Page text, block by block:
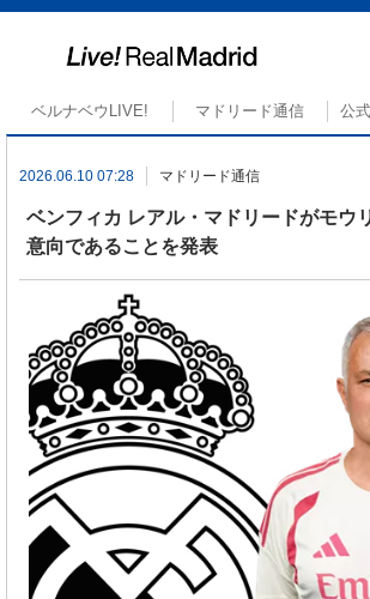
ベルナベウLIVE! マドリード通信 公
2026.06.10 07:28 マドリード通信
ベンフィカ レアル・マドリードがモウ
意向であることを発表